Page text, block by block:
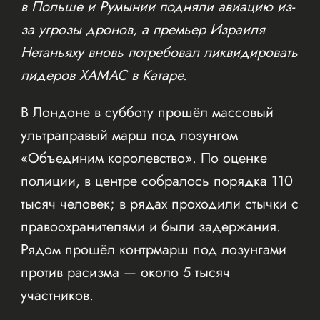
в Польше и Румынии подняли авиацию из-
за угрозы дронов, а премьер Израиля
Нетаньяху вновь потребовал ликвидировать
лидеров ХАМАС в Катаре.
В Лондоне в субботу прошёл массовый
ультраправый марш под лозунгом
«Объединим королевство». По оценке
полиции, в центре собралось порядка 110
тысяч человек; в рядах проходили стычки с
правоохранителями и были задержания.
Рядом прошёл контрмарш под лозунгами
против расизма — около 5 тысяч
участников.